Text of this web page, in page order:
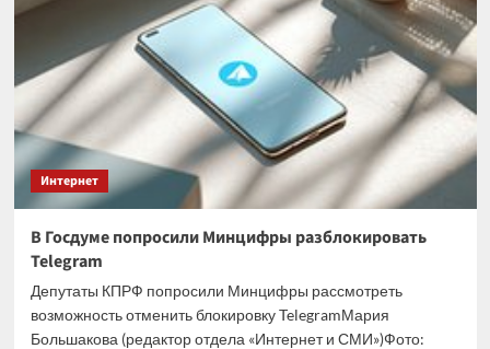
девушку
задуматься
о
расставании
ним
Интернет
В Госдуме попросили Минцифры разблокировать
Telegram
Депутаты КПРФ попросили Минцифры рассмотреть
возможность отменить блокировку TelegramМария
Большакова (редактор отдела «Интернет и СМИ»)Фото: